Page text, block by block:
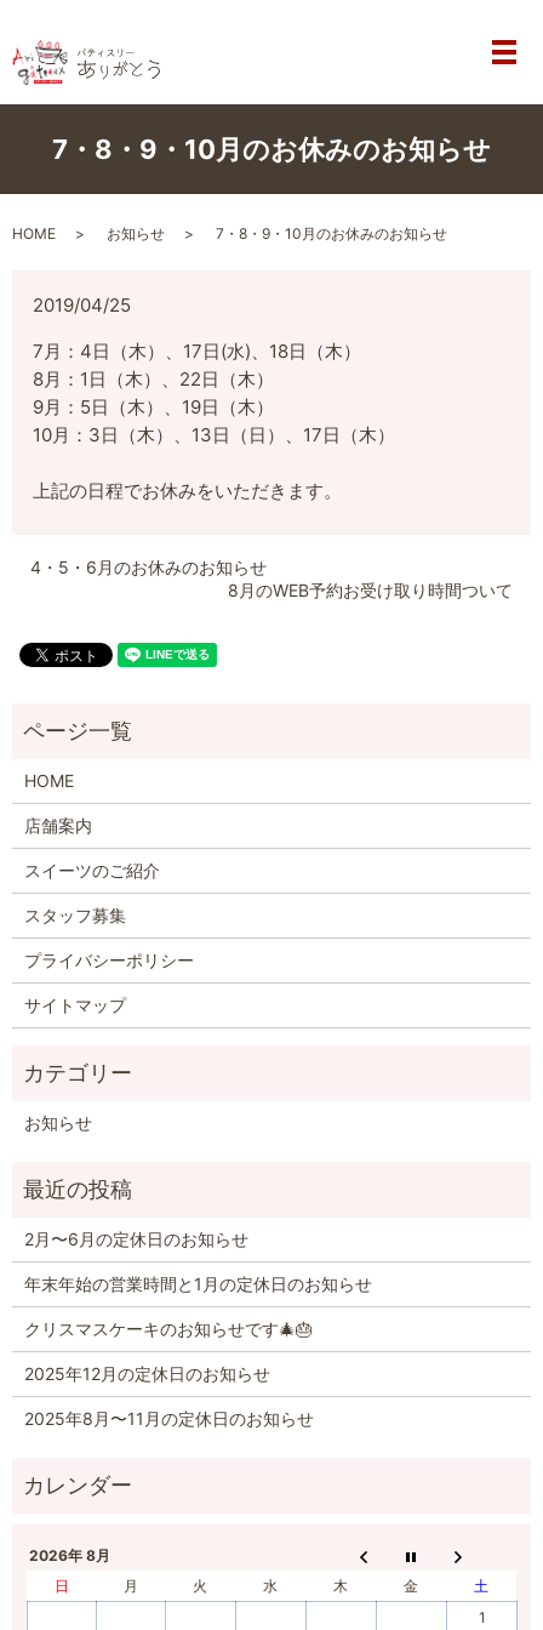
メ
7・8・9・10月のお休みのお知らせ
HOME お知らせ 7・8・9・10月のお休みのお知らせ
2019/04/25
7月：4日（木）、17日(水)、18日（木）
8月：1日（木）、22日（木）
9月：5日（木）、19日（木）
10月：3日（木）、13日（日）、 17日（木）
上記の日程でお休みをいただきます。
4・5・6月のお休みのお知らせ
8月のWEB予約お受け取り時間ついて
HOME
店舗案内
スイーツのご紹介
スタッフ募集
プライバシーポリシー
サイトマップ
お知らせ
2月〜6月の定休日のお知らせ
年末年始の営業時間と1月の定休日のお知らせ
クリスマスケーキのお知らせです🎄🎂
2025年12月の定休日のお知らせ
2025年8月〜11月の定休日のお知らせ
2026年 8月
日
月 火 水 木 金
土
1